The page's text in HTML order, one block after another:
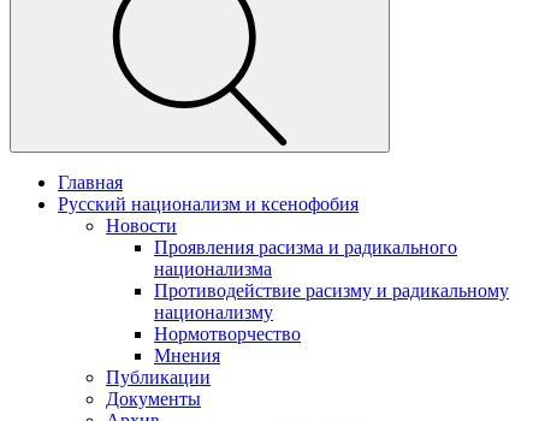
Главная
Русский национализм и ксенофобия
Новости
Проявления расизма и радикального
национализма
Противодействие расизму и радикальному
национализму
Нормотворчество
Мнения
Публикации
Документы